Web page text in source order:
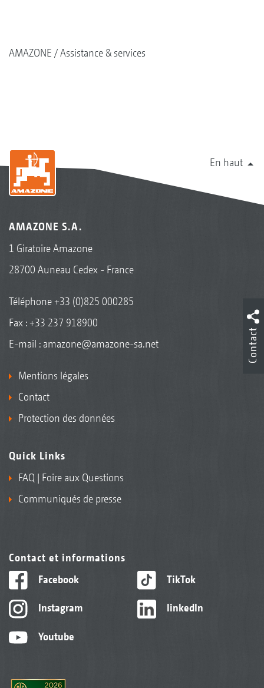
AMAZONE Assistance & services
En haut
AMAZONE S.A.
1 Giratoire Amazone
28700 Auneau Cedex - France
Téléphone+33 (0)825 000285
Fax : +33 237 918900
E-mail : amazone@amazone-sa.net
Mentions légales
Contact
Protection des données
Quick Links
FAQ | Foire aux Questions
Communiqués de presse
Contact et informations
Facebook
Instagram
Youtube
TikTok
linkedIn
Contact